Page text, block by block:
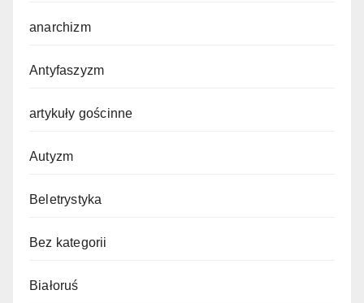
anarchizm
Antyfaszyzm
artykuły gościnne
Autyzm
Beletrystyka
Bez kategorii
Białoruś